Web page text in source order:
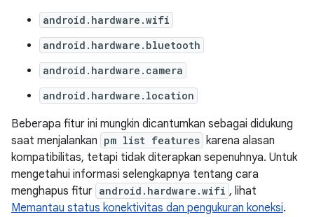
android.hardware.wifi
android.hardware.bluetooth
android.hardware.camera
android.hardware.location
Beberapa fitur ini mungkin dicantumkan sebagai didukung
saat menjalankan pm list features karena alasan
kompatibilitas, tetapi tidak diterapkan sepenuhnya. Untuk
mengetahui informasi selengkapnya tentang cara
menghapus fitur android.hardware.wifi , lihat
Memantau status konektivitas dan pengukuran koneksi.